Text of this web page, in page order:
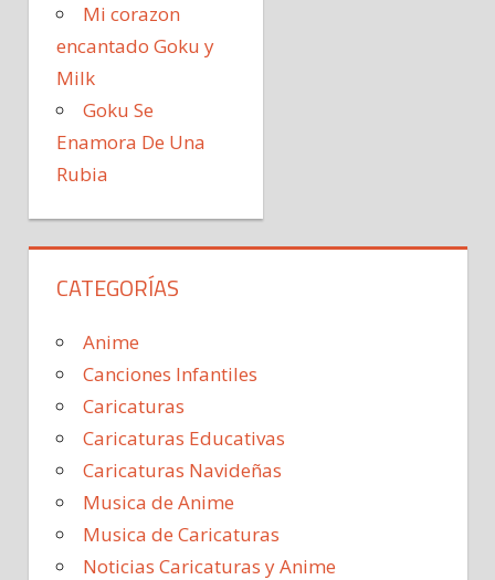
Mi corazon
encantado Goku y
Milk
Goku Se
Enamora De Una
Rubia
CATEGORÍAS
Anime
Canciones Infantiles
Caricaturas
Caricaturas Educativas
Caricaturas Navideñas
Musica de Anime
Musica de Caricaturas
Noticias Caricaturas y Anime